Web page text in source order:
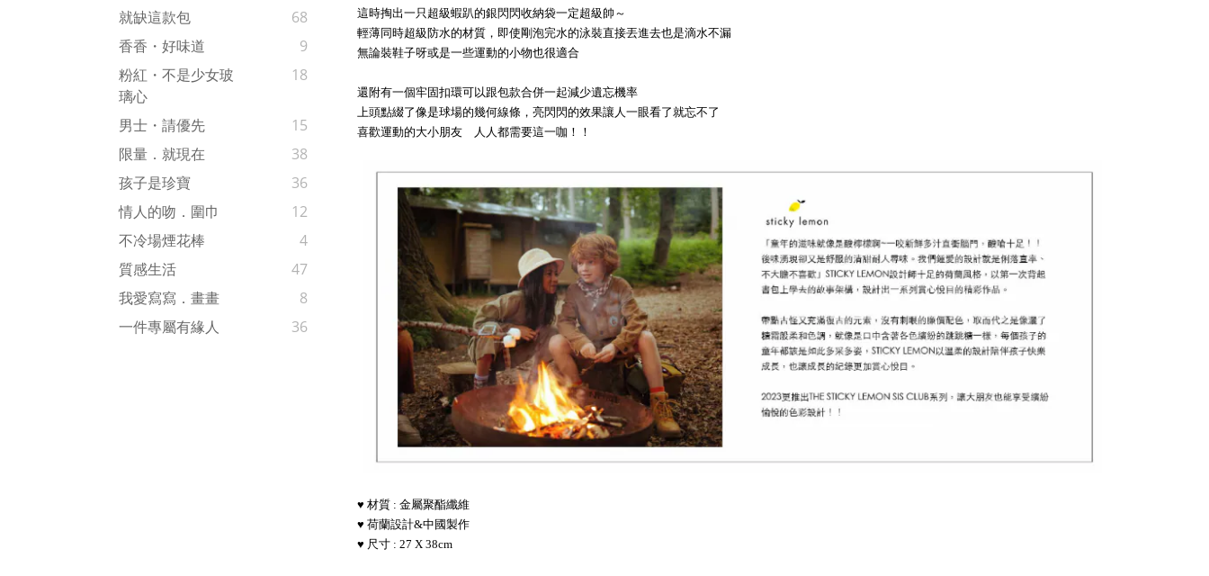
就缺這款包
68
香香・好味道
9
粉紅・不是少女玻
璃心
18
男士・請優先
15
限量．就現在
38
孩子是珍寶
36
情人的吻．圍巾
12
不冷場煙花棒
4
質感生活
47
我愛寫寫．畫畫
8
一件專屬有緣人
36
這時掏出一只超級蝦趴的銀閃閃收納袋一定超級帥～
輕薄同時超級防水的材質，即使剛泡完水的泳裝直接丟進去也是滴水不漏
無論裝鞋子呀或是一些運動的小物也很適合
還附有一個牢固扣環可以跟包款合併一起減少遺忘機率
上頭點綴了像是球場的幾何線條，亮閃閃的效果讓人一眼看了就忘不了
喜歡運動的大小朋友 人人都需要這一咖！！
♥ 材質 : 金屬聚酯纖維
♥ 荷蘭設計&中國製作
♥ 尺寸 : 27 X 38cm